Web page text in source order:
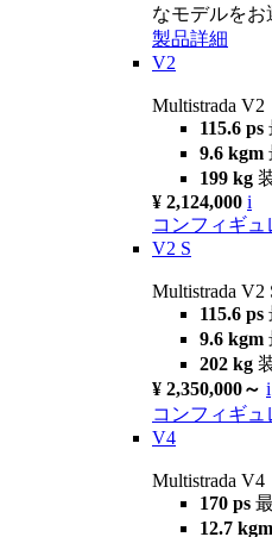
なモデルをお
製品詳細
V2
Multistrada V2
115.6 ps
9.6 kgm
199 kg
¥ 2,124,000 i
コンフィギュ
V2 S
Multistrada V2
115.6 ps
9.6 kgm
202 kg
¥ 2,350,000～ i
コンフィギュ
V4
Multistrada V4
170 ps
12.7 kgm